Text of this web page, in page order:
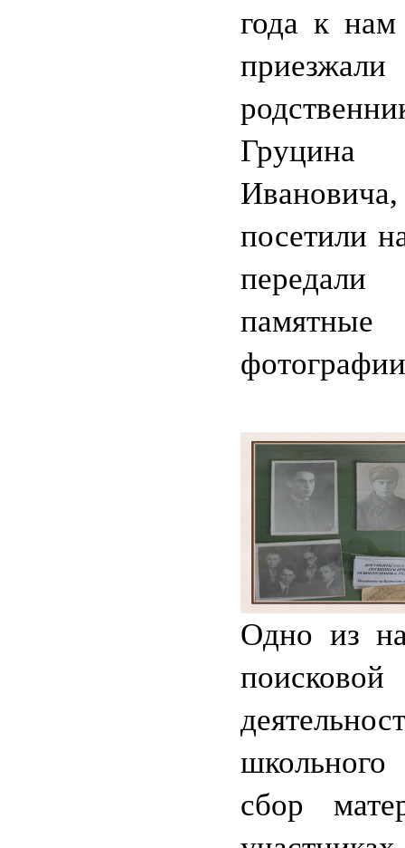
года к
приезжали
посетили
памятные
Одно из
поисковой
сбор